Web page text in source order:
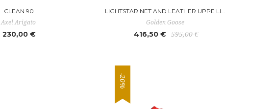
CLEAN 90
Axel Arigato
230,00 €
Golden Goose
416,50 € 595,00 €
-20%